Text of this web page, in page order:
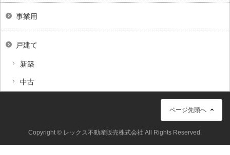
事業用
戸建て
新築
中古
ページ先頭へ
Copyright © レックス不動産販売株式会社 All Rights Reserved.